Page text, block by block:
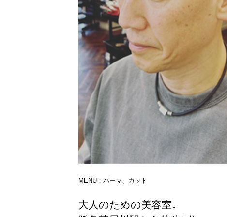
MENU：パーマ、カット
大人のための美容室。